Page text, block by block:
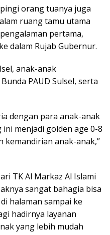
orang tuanya juga
ruang tamu utama
pertama,
dalam Rujab Gubernur.
anak-anak
PAUD Sulsel, serta
dengan para anak-anak
ini menjadi golden age 0-8
anak-anak,”
TK Al Markaz Al Islami
sangat bahagia bisa
halaman sampai ke
hadirnya layanan
yang lebih mudah